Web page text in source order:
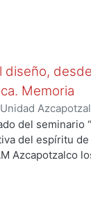
diseño,
Memoria
;Hirata
del seminario
del espíritu de
Azcapotzalco